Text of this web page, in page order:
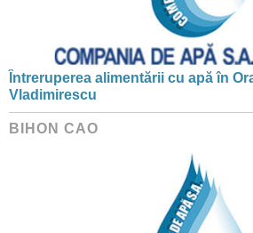
Întreruperea alimentării cu apă în
Vladimirescu
BIHON CAO